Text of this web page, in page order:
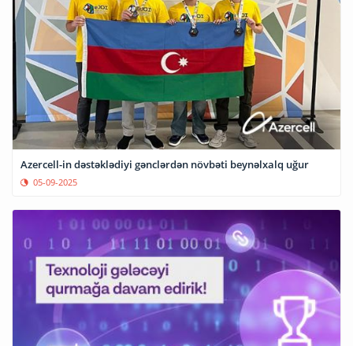
Azercell-in dəstəklədiyi gənclərdən növbəti beynəlxalq uğur
05-09-2025